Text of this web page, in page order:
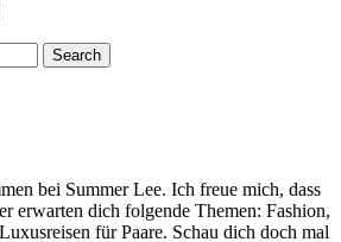
bei Summer Lee. Ich freue mich, dass
erwarten dich folgende Themen: Fashion,
für Paare. Schau dich doch mal